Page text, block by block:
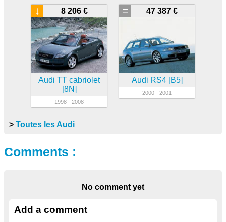
8 206 €
↓
Audi TT cabriolet
[8N]
1998 - 2008
47 387 €
=
Audi RS4 [B5]
2000 - 2001
> Toutes les Audi
Comments :
No comment yet
Add a comment